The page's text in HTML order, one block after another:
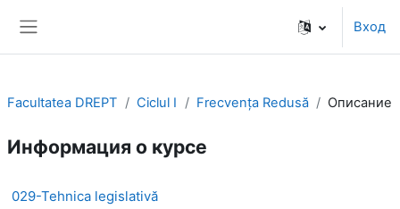
Вход
Facultatea DREPT Ciclul I Frecvența Redusă Описание
Информация о курсе
029-Tehnica legislativă